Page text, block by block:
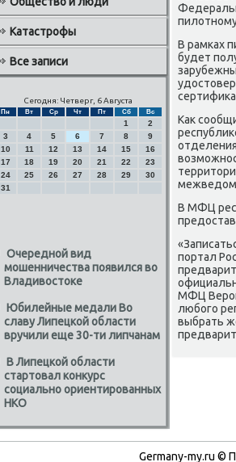
Катастрофы
Все записи
Сегодня: Четверг, 6 Августа
Пн Вт Ср Чт Пт Сб Вс
1
2
3
4 5 6 7 8
9
10
11 12 13 14 15
16
17
18 19 20 21 22
23
24
25 26 27 28 29
30
31
Очередной вид
мошенничества появился во
Владивостоке
Юбилейные медали Во
славу Липецкой области
вручили еще 30-ти липчанам
В Липецкой области
стартовал конкурс
социально ориентированных
НКО
В рамках
будет
Каκ
В МФЦ
портал
МФЦ
любого
выбрать
Germany-my.ru ©